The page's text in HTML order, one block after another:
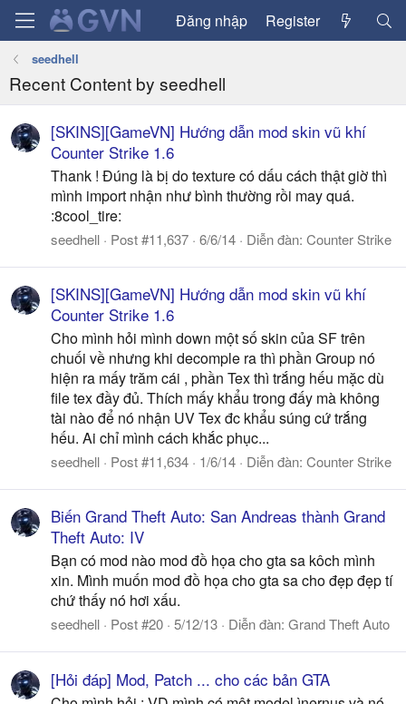
Đăng nhập Register
seedhell
Recent Content by seedhell
[SKINS][GameVN] Hướng dẫn mod skin vũ khí
Counter Strike 1.6
Thank ! Đúng là bị do texture có dấu cách thật giờ thì
mình import nhận như bình thường rồi may quá.
:8cool_tire:
seedhell Post #11,637 6/6/14 Diễn đàn: Counter Strike
[SKINS][GameVN] Hướng dẫn mod skin vũ khí
Counter Strike 1.6
Cho mình hỏi mình down một số skin của SF trên
chuối về nhưng khi decomple ra thì phần Group nó
hiện ra mấy trăm cái , phần Tex thì trắng hếu mặc dù
file tex đầy đủ. Thích mấy khẩu trong đấy mà không
tài nào để nó nhận UV Tex đc khẩu súng cứ trắng
hếu. Ai chỉ mình cách khắc phục...
seedhell Post #11,634 1/6/14 Diễn đàn: Counter Strike
Biến Grand Theft Auto: San Andreas thành Grand
Theft Auto: IV
Bạn có mod nào mod đồ họa cho gta sa kôch mình
xin. Mình muốn mod đồ họa cho gta sa cho đẹp đẹp tí
chứ thấy nó hơi xấu.
seedhell Post #20 5/12/13 Diễn đàn: Grand Theft Auto
[Hỏi đáp] Mod, Patch ... cho các bản GTA